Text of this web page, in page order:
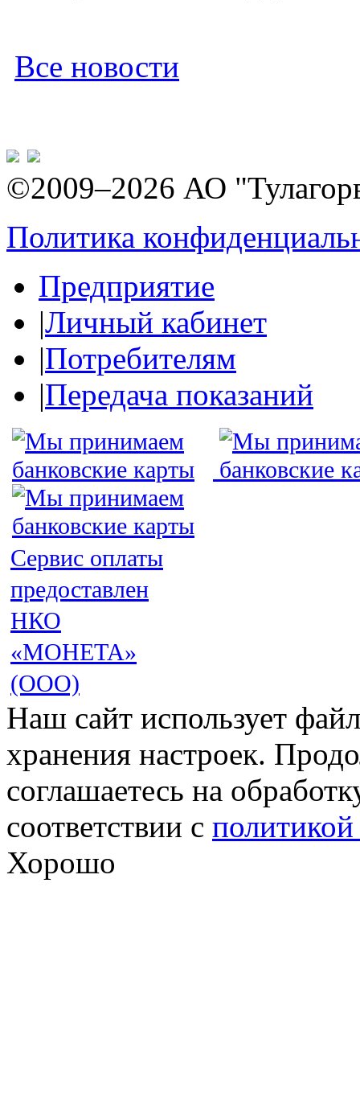
Все новости
©2009–2026 АО
Политика
Предприятие
|Личный кабинет
|Потребителям
|Передача показаний
Сервис оплаты
предоставлен
НКО
«МОНЕТА»
(ООО)
Наш сайт использует
хранения настроек.
соглашаетесь на
соответствии с
Хорошо